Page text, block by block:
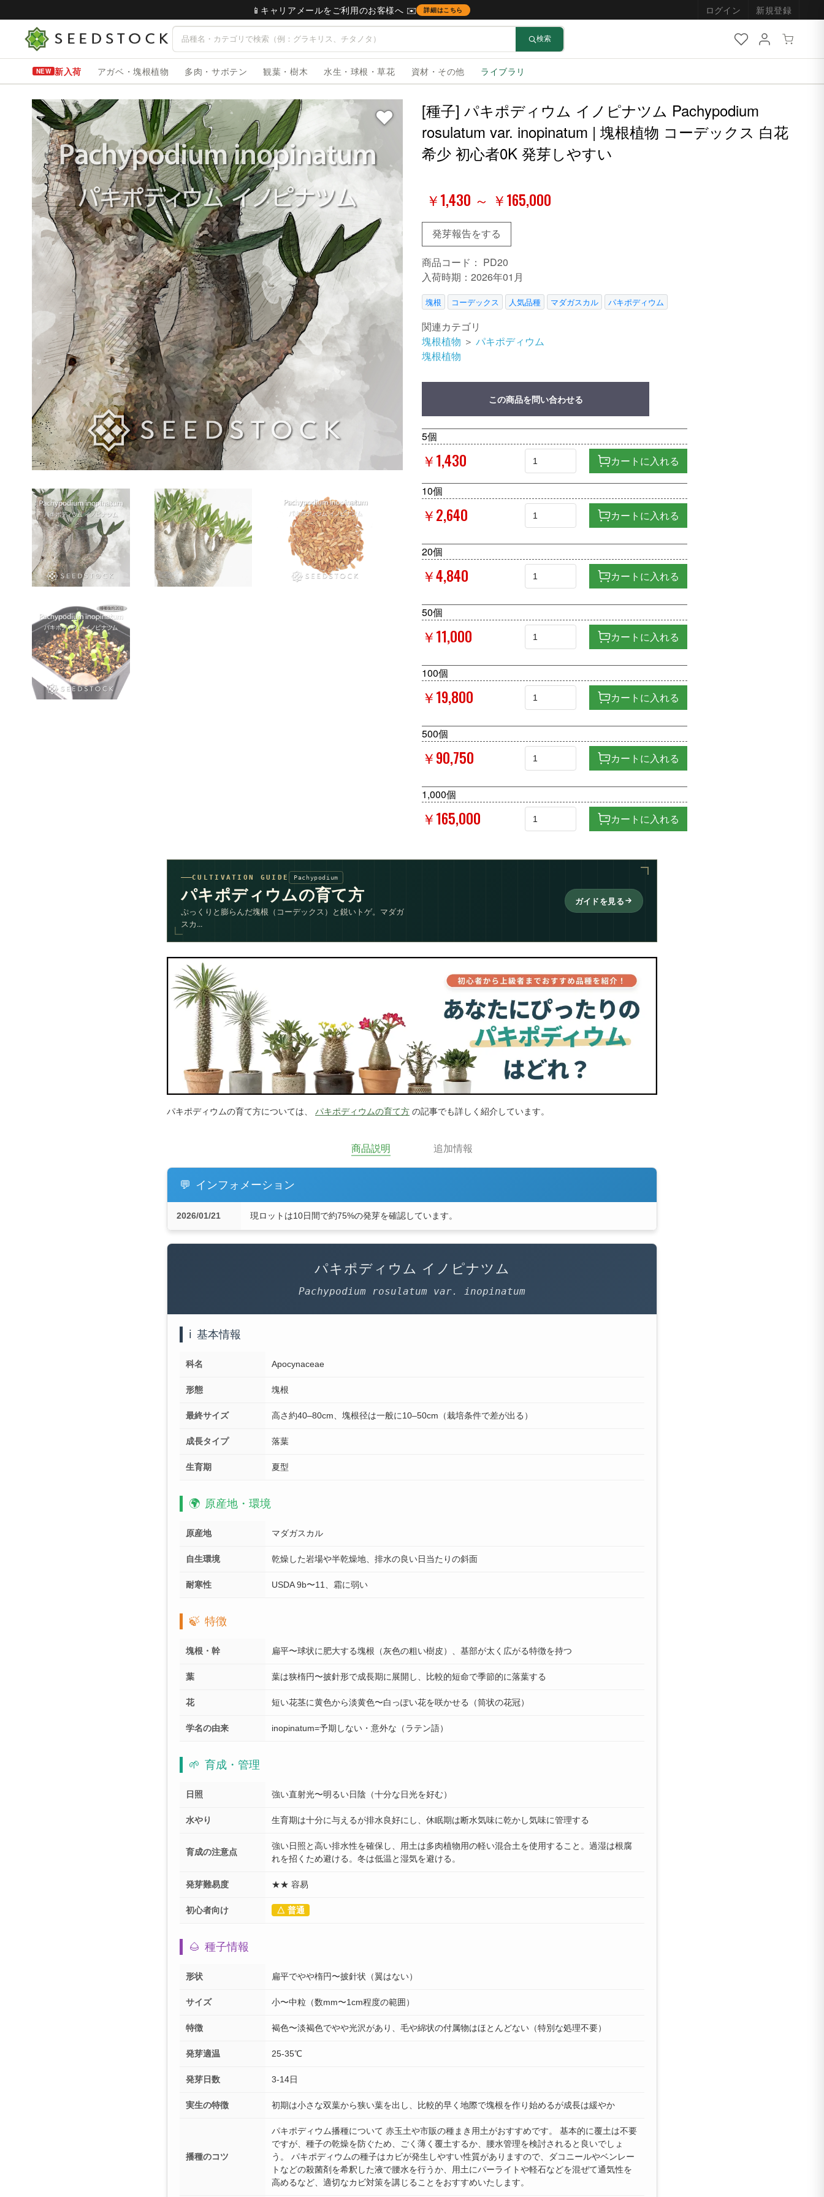
📱キャリアメールをご利用のお客様へ ✉️ 詳細はこちら ログイン 新規登録
検索
新入荷 アガベ・塊根植物 多肉・サボテン 観葉・樹木 水生・球根・草花 資材・その他 ライブラリ
[種子] パキポディウム イノピナツム Pachypodium
rosulatum var. inopinatum | 塊根植物 コーデックス 白花
希少 初心者0K 発芽しやすい
￥1,430 ～ ￥165,000
発芽報告をする
商品コード： PD20
入荷時期：2026年01月
塊根 コーデックス 人気品種 マダガスカル パキポディウム
関連カテゴリ
塊根植物 ＞ パキポディウム
塊根植物
この商品を問い合わせる
5個
￥1,430 カートに入れる
10個
￥2,640 カートに入れる
20個
￥4,840 カートに入れる
50個
￥11,000 カートに入れる
100個
￥19,800 カートに入れる
500個
￥90,750 カートに入れる
1,000個
￥165,000 カートに入れる
CULTIVATION GUIDE Pachypodium
パキポディウムの育て方
ぷっくりと膨らんだ塊根（コーデックス）と鋭いトゲ。マダガ
スカ...
ガイドを見る
パキポディウムの育て方については、 パキポディウムの育て方 の記事でも詳しく紹介しています。
商品説明 追加情報
💬 インフォメーション
2026/01/21 現ロットは10日間で約75%の発芽を確認しています。
パキポディウム イノピナツム
Pachypodium rosulatum var. inopinatum
ℹ️ 基本情報
科名 Apocynaceae
形態 塊根
最終サイズ 高さ約40–80cm、塊根径は一般に10–50cm（栽培条件で差が出る）
成長タイプ 落葉
生育期 夏型
🌍 原産地・環境
原産地 マダガスカル
自生環境 乾燥した岩場や半乾燥地、排水の良い日当たりの斜面
耐寒性 USDA 9b〜11、霜に弱い
🍃 特徴
塊根・幹 扁平〜球状に肥大する塊根（灰色の粗い樹皮）、基部が太く広がる特徴を持つ
葉 葉は狭楕円〜披針形で成長期に展開し、比較的短命で季節的に落葉する
花 短い花茎に黄色から淡黄色〜白っぽい花を咲かせる（筒状の花冠）
学名の由来 inopinatum=予期しない・意外な（ラテン語）
🌱 育成・管理
日照 強い直射光〜明るい日陰（十分な日光を好む）
水やり 生育期は十分に与えるが排水良好にし、休眠期は断水気味に乾かし気味に管理する
育成の注意点
強い日照と高い排水性を確保し、用土は多肉植物用の軽い混合土を使用すること。過湿は根腐
れを招くため避ける。冬は低温と湿気を避ける。
発芽難易度 ★★ 容易
初心者向け △ 普通
🌰 種子情報
形状 扁平でやや楕円〜披針状（翼はない）
サイズ 小〜中粒（数mm〜1cm程度の範囲）
特徴 褐色〜淡褐色でやや光沢があり、毛や綿状の付属物はほとんどない（特別な処理不要）
発芽適温 25-35℃
発芽日数 3-14日
実生の特徴 初期は小さな双葉から狭い葉を出し、比較的早く地際で塊根を作り始めるが成長は緩やか
播種のコツ
パキポディウム播種について 赤玉土や市販の種まき用土がおすすめです。 基本的に覆土は不要
ですが、種子の乾燥を防ぐため、ごく薄く覆土するか、腰水管理を検討されると良いでしょ
う。 パキポディウムの種子はカビが発生しやすい性質がありますので、ダコニールやベンレー
トなどの殺菌剤を希釈した液で腰水を行うか、用土にパーライトや軽石などを混ぜて通気性を
高めるなど、適切なカビ対策を講じることをおすすめいたします。